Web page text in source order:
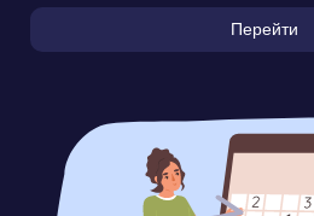
Перейти